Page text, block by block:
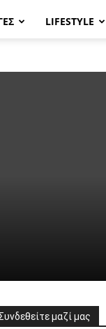
LIFESTYLE
μαζί μας